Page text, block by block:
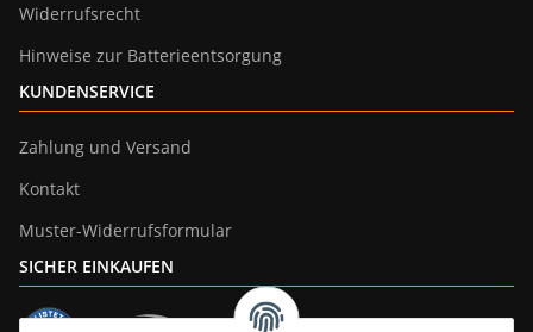
Widerrufsrecht
Hinweise zur Batterieentsorgung
KUNDENSERVICE
Zahlung und Versand
Kontakt
Muster-Widerrufsformular
SICHER EINKAUFEN